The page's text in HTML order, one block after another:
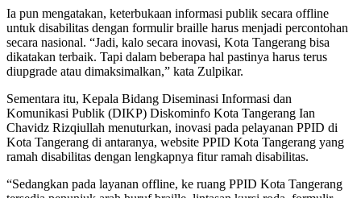
Ia pun mengatakan, keterbukaan informasi publik secara offline
untuk disabilitas dengan formulir braille harus menjadi percontohan
secara nasional. “Jadi, kalo secara inovasi, Kota Tangerang bisa
dikatakan terbaik. Tapi dalam beberapa hal pastinya harus terus
diupgrade atau dimaksimalkan,” kata Zulpikar.
Sementara itu, Kepala Bidang Diseminasi Informasi dan
Komunikasi Publik (DIKP) Diskominfo Kota Tangerang Ian
Chavidz Rizqiullah menuturkan, inovasi pada pelayanan PPID di
Kota Tangerang di antaranya, website PPID Kota Tangerang yang
ramah disabilitas dengan lengkapnya fitur ramah disabilitas.
“Sedangkan pada layanan offline, ke ruang PPID Kota Tangerang